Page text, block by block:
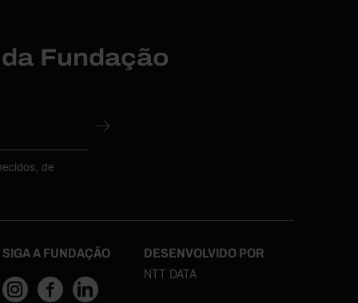
Fundação
de
SIGA A FUNDAÇÃO DESENVOLVIDO POR
NTT DATA